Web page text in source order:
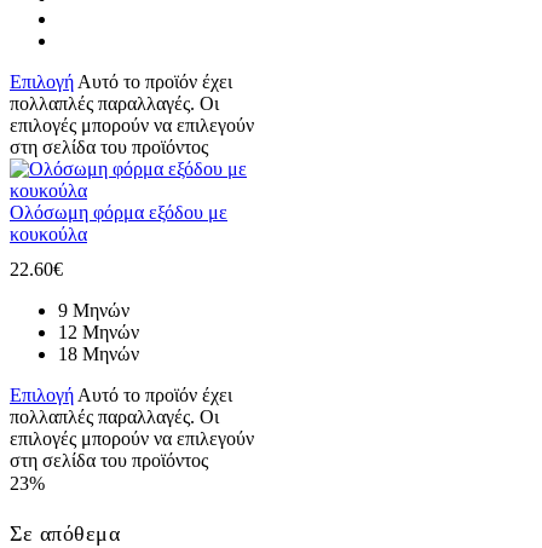
Επιλογή Αυτό το προϊόν έχει
πολλαπλές παραλλαγές. Οι
επιλογές μπορούν να επιλεγούν
στη σελίδα του προϊόντος
Ολόσωμη φόρμα εξόδου με
κουκούλα
22.60€
9 Μηνών
12 Μηνών
18 Μηνών
Επιλογή Αυτό το προϊόν έχει
πολλαπλές παραλλαγές. Οι
επιλογές μπορούν να επιλεγούν
στη σελίδα του προϊόντος
23%
Σε απόθεμα